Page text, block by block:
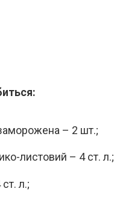
– 2 шт.;
листовий – 4 ст. л.;
л.;